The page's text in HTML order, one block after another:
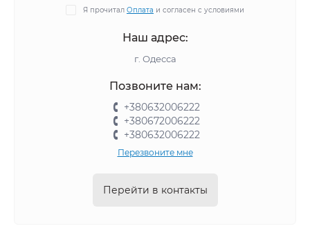
Я прочитал Оплата и согласен с условиями
Наш адрес:
г. Одесса
Позвоните нам:
+380632006222
+380672006222
+380632006222
Перезвоните мне
Перейти в контакты